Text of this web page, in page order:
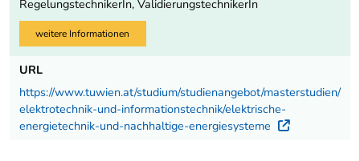
RegelungstechnikerIn, ValidierungstechnikerIn
weitere Informationen
URL
https://www.tuwien.at/studium/studienangebot/masterstudien/
elektrotechnik-und-informationstechnik/elektrische-
energietechnik-und-nachhaltige-energiesysteme
Externer